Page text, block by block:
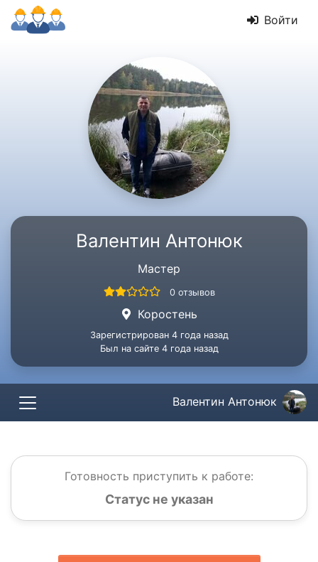
Войти
Валентин Антонюк
Мастер
0 отзывов
Коростень
Зарегистрирован 4 года назад
Был на сайте 4 года назад
Валентин Антонюк
Готовность приступить к работе:
Статус не указан